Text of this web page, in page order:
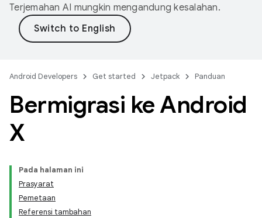
Terjemahan AI mungkin mengandung kesalahan.
Android Developers Get started Jetpack Panduan
Bermigrasi ke Android
X
Pada halaman ini
Prasyarat
Pemetaan
Referensi tambahan